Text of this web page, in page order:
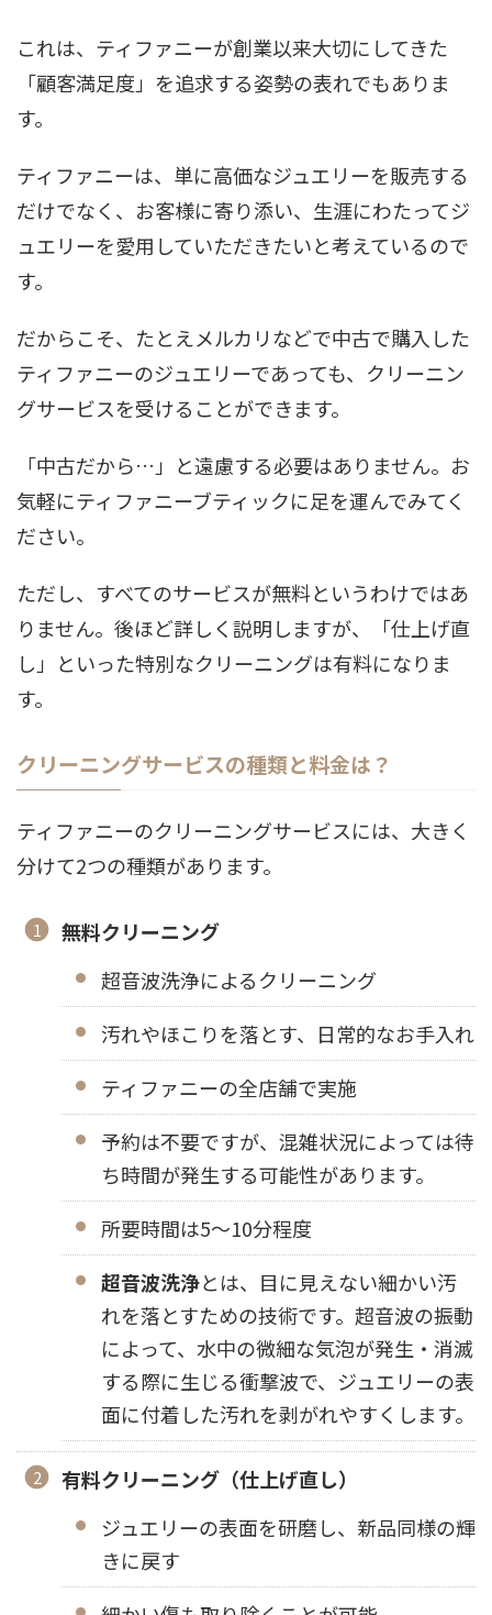
これは、ティファニーが創業以来大切にしてきた
「顧客満足度」を追求する姿勢の表れでもありま
す。
ティファニーは、単に高価なジュエリーを販売する
だけでなく、お客様に寄り添い、生涯にわたってジ
ュエリーを愛用していただきたいと考えているので
す。
だからこそ、たとえメルカリなどで中古で購入した
ティファニーのジュエリーであっても、クリーニン
グサービスを受けることができます。
「中古だから…」と遠慮する必要はありません。お
気軽にティファニーブティックに足を運んでみてく
ださい。
ただし、すべてのサービスが無料というわけではあ
りません。後ほど詳しく説明しますが、「仕上げ直
し」といった特別なクリーニングは有料になりま
す。
クリーニングサービスの種類と料金は？
ティファニーのクリーニングサービスには、大きく
分けて2つの種類があります。
無料クリーニング
超音波洗浄によるクリーニング
汚れやほこりを落とす、日常的なお手入れ
ティファニーの全店舗で実施
予約は不要ですが、混雑状況によっては待
ち時間が発生する可能性があります。
所要時間は5〜10分程度
超音波洗浄とは、目に見えない細かい汚
れを落とすための技術です。超音波の振動
によって、水中の微細な気泡が発生・消滅
する際に生じる衝撃波で、ジュエリーの表
面に付着した汚れを剥がれやすくします。
有料クリーニング（仕上げ直し）
ジュエリーの表面を研磨し、新品同様の輝
きに戻す